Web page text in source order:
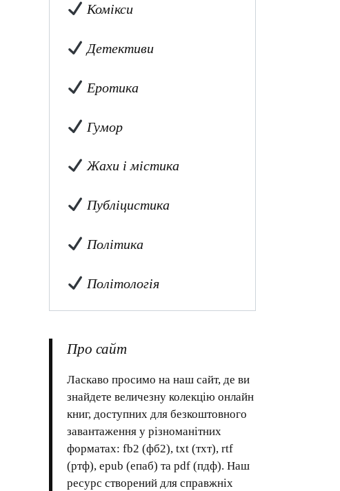
Комікси
Детективи
Еротика
Гумор
Жахи і містика
Публіцистика
Політика
Політологія
Про сайт
Ласкаво просимо на наш сайт, де ви
знайдете величезну колекцію онлайн
книг, доступних для безкоштовного
завантаження у різноманітних
форматах: fb2 (фб2), txt (тхт), rtf
(ртф), epub (епаб) та pdf (пдф). Наш
ресурс створений для справжніх